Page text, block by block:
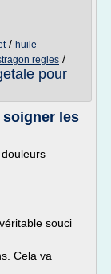
/ huile
regles /
pour
les
souci
Cela va